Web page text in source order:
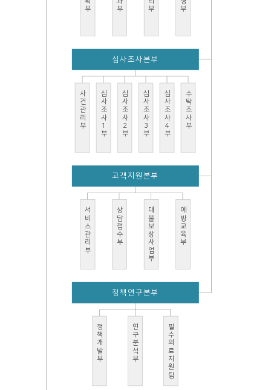
심사조사본부
사건관리부 심사조사1부 심사조사2부 심사조사3부 심사조사4부 수탁조사부
고객지원본부
서비스관리부 상담접수부 대불보상사업부 예방교육부
정책연구본부
정책개발부 연구분석부 필수의료지원팀